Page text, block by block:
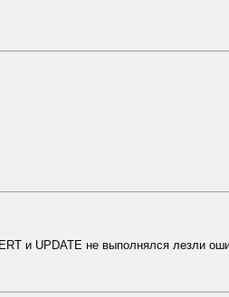
и UPDATE не выполнялся лезли